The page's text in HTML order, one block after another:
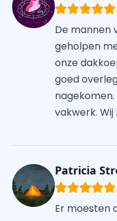
De mannen
geholpen
onze
goed
vakwerk.
Patricia
Er moesten